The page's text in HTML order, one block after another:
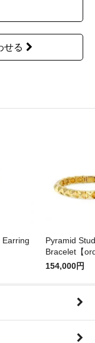
せる
Earring
Pyramid Stud
Bracelet【
154,000円